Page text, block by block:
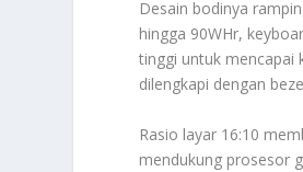
Desain bodinya
hingga 90WHr,
tinggi untuk mencapai
dilengkapi dengan
Rasio layar 16:10
mendukung prosesor